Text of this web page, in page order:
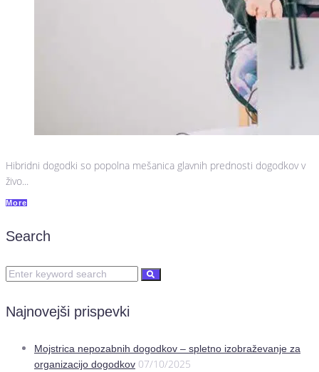
Hibridni dogodki so popolna mešanica glavnih prednosti dogodkov v
živo...
More
Search
Najnovejši prispevki
Mojstrica nepozabnih dogodkov – spletno izobraževanje za
organizacijo dogodkov 07/10/2025